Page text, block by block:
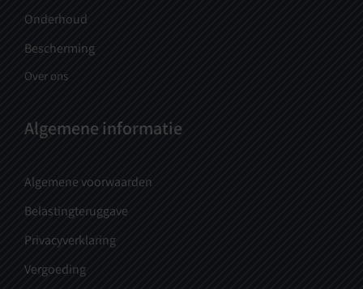
Onderhoud
Bescherming
Over ons
Algemene informatie
Algemene voorwaarden
Belastingteruggave
Privacyverklaring
Vergoeding